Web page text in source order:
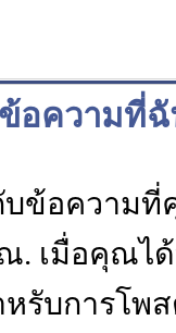
อความที่
บข้อความ
เมื่อคุณไ
รับการโพ